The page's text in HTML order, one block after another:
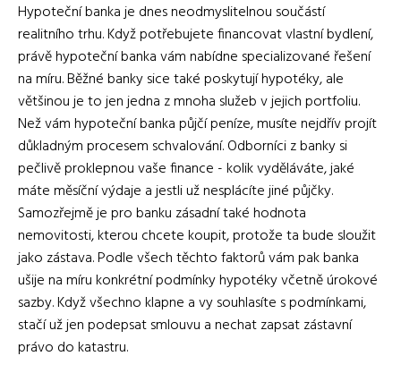
Hypoteční banka je dnes neodmyslitelnou součástí
realitního trhu. Když potřebujete financovat vlastní bydlení,
právě hypoteční banka vám nabídne specializované řešení
na míru. Běžné banky sice také poskytují hypotéky, ale
většinou je to jen jedna z mnoha služeb v jejich portfoliu.
Než vám hypoteční banka půjčí peníze, musíte nejdřív projít
důkladným procesem schvalování. Odborníci z banky si
pečlivě proklepnou vaše finance - kolik vyděláváte, jaké
máte měsíční výdaje a jestli už nesplácíte jiné půjčky.
Samozřejmě je pro banku zásadní také hodnota
nemovitosti, kterou chcete koupit, protože ta bude sloužit
jako zástava. Podle všech těchto faktorů vám pak banka
ušije na míru konkrétní podmínky hypotéky včetně úrokové
sazby. Když všechno klapne a vy souhlasíte s podmínkami,
stačí už jen podepsat smlouvu a nechat zapsat zástavní
právo do katastru.